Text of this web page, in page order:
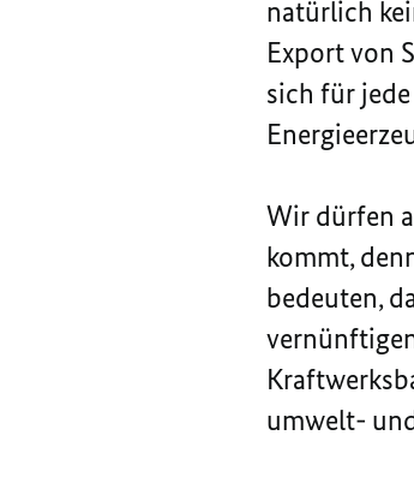
natürlich
Export von
sich für
Wir dürfen
kommt,
bedeuten,
umwelt-